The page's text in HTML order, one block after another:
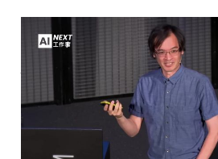
數學界的
AI遇上千年證明
02 6月 202519 min read